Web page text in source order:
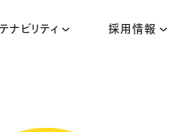
ナビリティ 採用情報